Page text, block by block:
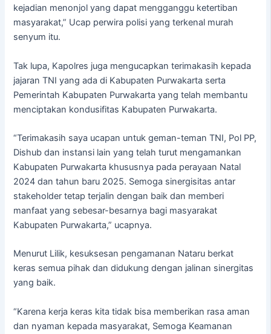
kejadian menonjol yang dapat mengganggu ketertiban
masyarakat,” Ucap perwira polisi yang terkenal murah
senyum itu.
Tak lupa, Kapolres juga mengucapkan terimakasih kepada
jajaran TNI yang ada di Kabupaten Purwakarta serta
Pemerintah Kabupaten Purwakarta yang telah membantu
menciptakan kondusifitas Kabupaten Purwakarta.
“Terimakasih saya ucapan untuk geman-teman TNI, Pol PP,
Dishub dan instansi lain yang telah turut mengamankan
Kabupaten Purwakarta khususnya pada perayaan Natal
2024 dan tahun baru 2025. Semoga sinergisitas antar
stakeholder tetap terjalin dengan baik dan memberi
manfaat yang sebesar-besarnya bagi masyarakat
Kabupaten Purwakarta,” ucapnya.
Menurut Lilik, kesuksesan pengamanan Nataru berkat
keras semua pihak dan didukung dengan jalinan sinergitas
yang baik.
“Karena kerja keras kita tidak bisa memberikan rasa aman
dan nyaman kepada masyarakat, Semoga Keamanan